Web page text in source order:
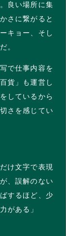
良い場所に集
さに繋がると
キョー、そし
。
で仕事内容を
貨」も運営し
しているから
さを感じてい
け文字で表現
、誤解のない
するほど、少
がある」